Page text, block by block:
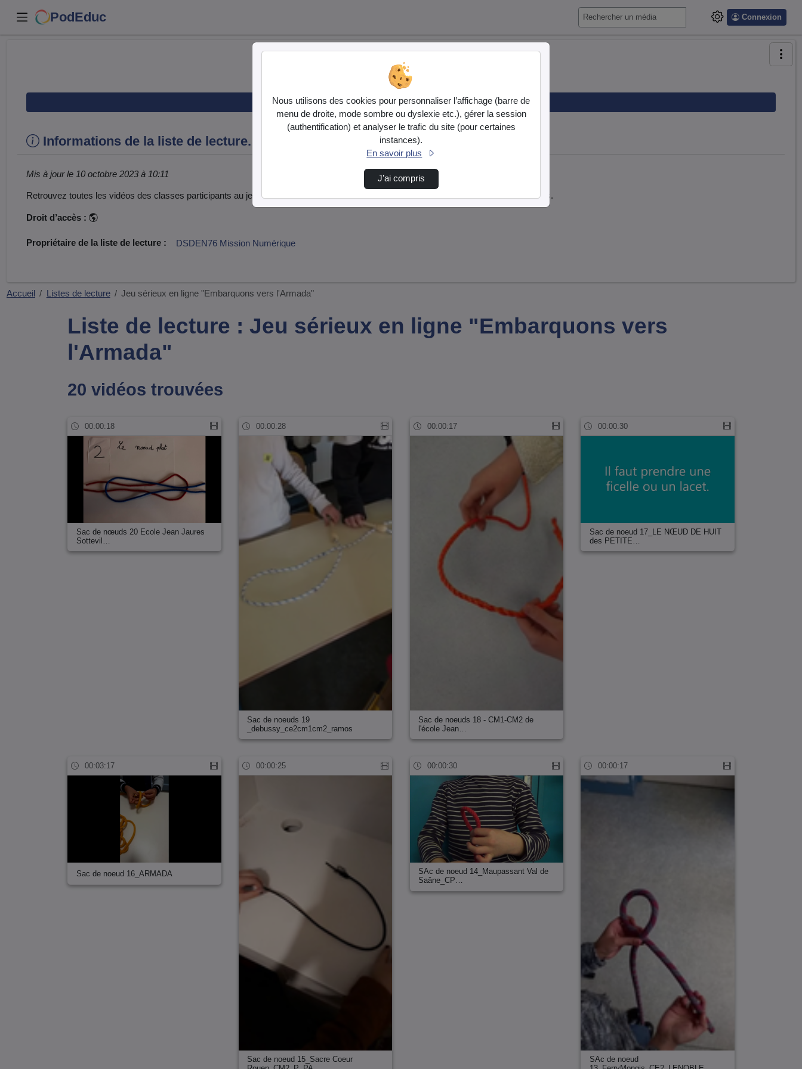
PodEduc Connexion
Démarrer la liste de lecture
Informations de la liste de lecture.
Mis à jour le 10 octobre 2023 à 10:11
Retrouvez toutes les vidéos des classes participants au jeu sérieux. Les élèves vous expliquent comment réaliser les différents nœuds.
Droit d’accès :
Propriétaire de la liste de lecture : DSDEN76 Mission Numérique
Accueil Listes de lecture Jeu sérieux en ligne "Embarquons vers l'Armada"
Liste de lecture : Jeu sérieux en ligne "Embarquons vers
l'Armada"
20 vidéos trouvées
00:00:18
Sac de nœuds 20 Ecole Jean Jaures
Sottevil…
00:00:28
Sac de noeuds 19
_debussy_ce2cm1cm2_ramos
00:00:17
Sac de noeuds 18 - CM1-CM2 de
l'école Jean…
00:00:30
Sac de noeud 17_LE NŒUD DE HUIT
des PETITE…
00:03:17
Sac de noeud 16_ARMADA
00:00:25
Sac de noeud 15_Sacre Coeur
00:00:30
SAc de noeud 14_Maupassant Val de
Saâne_CP…
00:00:17
SAc de noeud
Nous utilisons des cookies pour personnaliser l’affichage (barre de
menu de droite, mode sombre ou dyslexie etc.), gérer la session
(authentification) et analyser le trafic du site (pour certaines
instances).
En savoir plus
J’ai compris